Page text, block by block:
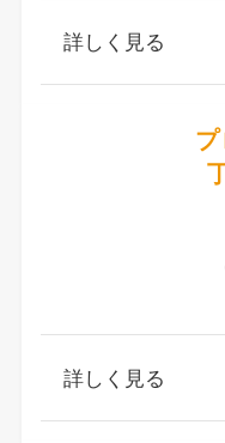
詳しく見る
詳しく見る